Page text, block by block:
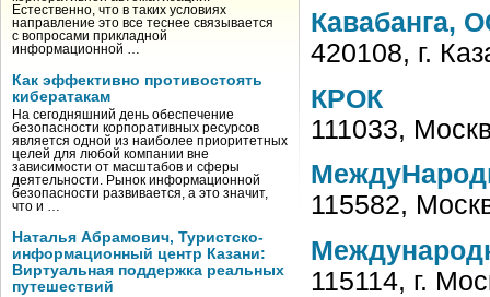
Естественно, что в таких условиях
направление это все теснее связывается
с вопросами прикладной
информационной …
Как эффективно противостоять
кибератакам
На сегодняшний день обеспечение
безопасности корпоративных ресурсов
является одной из наиболее приоритетных
целей для любой компании вне
зависимости от масштабов и сферы
деятельности. Рынок информационной
безопасности развивается, а это значит,
что и …
Наталья Абрамович, Туристско-
информационный центр Казани:
Виртуальная поддержка реальных
путешествий
Кавабанга,
420108, г.
КРОК
111033,
115582,
115114, г.